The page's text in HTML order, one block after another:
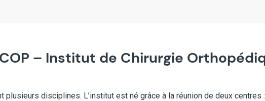
– Institut de Chirurgie
plusieurs disciplines. L’institut est né grâce à la réunion de deux